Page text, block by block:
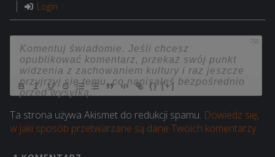
Login
750
{} [+]
Ta strona używa Akismet do redukcji spamu. Dowiedz się,
w jaki sposób przetwarzane są dane Twoich komentarzy.